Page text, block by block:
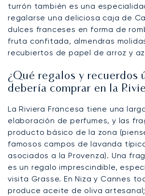
turrón también es una
regalarse una deliciosa caja de
dulces franceses en forma de
fruta confitada, almendras
recubiertos de papel de arroz y
¿Qué regalos y recuerdos
debería comprar en la
La Riviera Francesa tiene una
elaboración de perfumes, y las
producto básico de la zona
famosos campos de lavanda
asociados a la Provenza). Una
es un regalo imprescindible,
visita Grasse. En Niza y Cannes
produce aceite de oliva